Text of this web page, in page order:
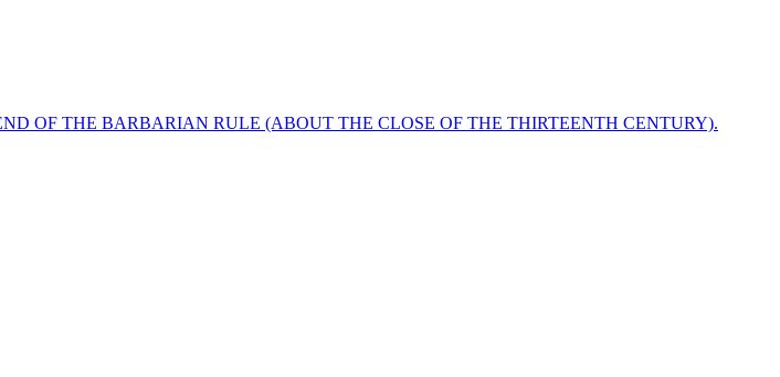
OF THE BARBARIAN RULE (ABOUT THE CLOSE OF THE THIRTEENTH CENTURY).